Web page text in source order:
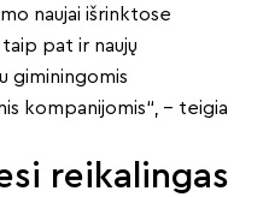
naujai išrinktose
pat ir naujų
giminingomis
kompanijomis“, – teigia
reikalingas